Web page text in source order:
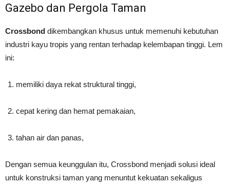
Gazebo dan Pergola Taman
Crossbond dikembangkan khusus untuk memenuhi kebutuhan
industri kayu tropis yang rentan terhadap kelembapan tinggi. Lem
ini:
memiliki daya rekat struktural tinggi,
cepat kering dan hemat pemakaian,
tahan air dan panas,
Dengan semua keunggulan itu, Crossbond menjadi solusi ideal
untuk konstruksi taman yang menuntut kekuatan sekaligus